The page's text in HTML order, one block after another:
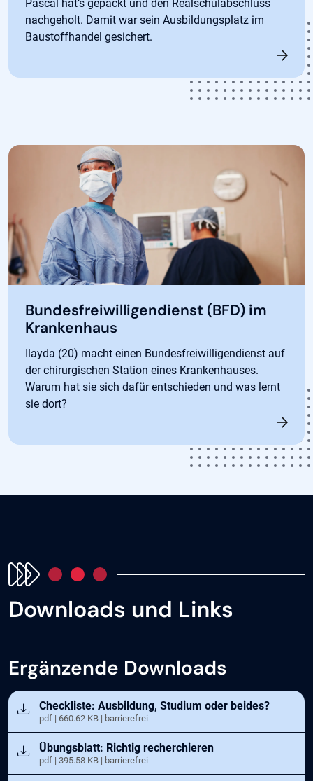
Pascal hat’s gepackt und den Realschulabschluss
nachgeholt. Damit war sein Ausbildungsplatz im
Baustoffhandel gesichert.
Bundesfreiwilligendienst (BFD) im
Krankenhaus
Ilayda (20) macht einen Bundesfreiwilligendienst auf
der chirurgischen Station eines Krankenhauses.
Warum hat sie sich dafür entschieden und was lernt
sie dort?
Downloads und Links
Ergänzende Downloads
Öffnet in neuem Tab
Checkliste: Ausbildung, Studium oder beides?
pdf | 660.62 KB | barrierefrei
Öffnet in neuem Tab
Übungsblatt: Richtig recherchieren
pdf | 395.58 KB | barrierefrei